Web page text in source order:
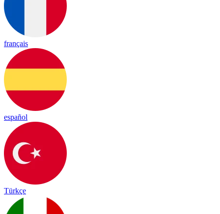
français
español
Türkçe